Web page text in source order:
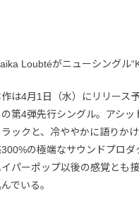
Loubtéがニューシングル
は4月1日（水）にリリース
の第4弾先行シングル。アシ
ラックと、冷ややかに語りか
の極端なサウンドプロダ
イパーポップ以後の感覚とも
でいる。